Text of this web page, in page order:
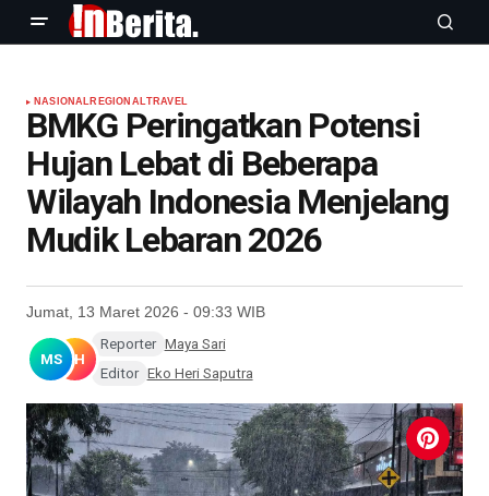
NASIONAL REGIONALTRAVEL
BMKG Peringatkan Potensi
Hujan Lebat di Beberapa
Wilayah Indonesia Menjelang
Mudik Lebaran 2026
Jumat, 13 Maret 2026 - 09:33 WIB
MS EH
Reporter Maya Sari
Editor Eko Heri Saputra